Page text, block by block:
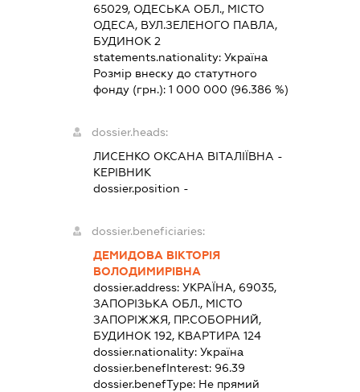
65029, ОДЕСЬКА ОБЛ., МІСТО
ОДЕСА, ВУЛ.ЗЕЛЕНОГО ПАВЛА,
БУДИНОК 2
statements.nationality:Україна
Розмір внеску до статутного
фонду (грн.):1 000 000 (96.386 %)
dossier.heads:
ЛИСЕНКО ОКСАНА ВІТАЛІЇВНА -
КЕРІВНИК
dossier.position -
dossier.beneficiaries:
ДЕМИДОВА ВІКТОРІЯ
ВОЛОДИМИРІВНА
dossier.address:УКРАЇНА, 69035,
ЗАПОРІЗЬКА ОБЛ., МІСТО
ЗАПОРІЖЖЯ, ПР.СОБОРНИЙ,
БУДИНОК 192, КВАРТИРА 124
dossier.nationality:Україна
dossier.benefInterest: 96.39
dossier.benefType: Не прямий